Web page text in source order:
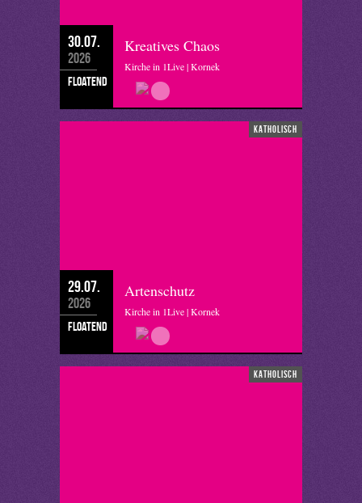
30.07.
2026
floatend
Kreatives Chaos
Kirche in 1Live | Kornek
katholisch
29.07.
2026
floatend
Artenschutz
Kirche in 1Live | Kornek
katholisch